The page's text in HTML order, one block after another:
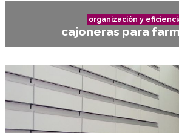
organización y
cajoneras para